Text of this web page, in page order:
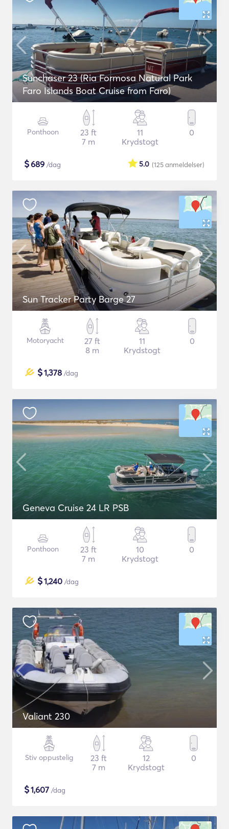
Sunchaser 23 (Ria Formosa Natural Park
Faro Islands Boat Cruise from Faro)
Ponthoon
23 ft
7 m
11
Krydstogt
0
$689 /dag (125anmeldelser)
5.0
Sun Tracker Party Barge 27
Motoryacht
27 ft
8 m
11
Krydstogt
0
$1,378 /dag
Geneva Cruise 24 LR PSB
Ponthoon
23 ft
7 m
10
Krydstogt
0
$1,240 /dag
Valiant 230
Stiv oppustelig
23 ft
7 m
12
Krydstogt
0
$1,607 /dag